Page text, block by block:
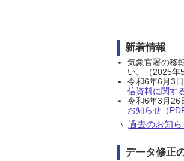
新着情報
気象官署の移
い。（2025年
令和6年6月3
信資料に関す
令和6年3月26
お知らせ（
過去のお知ら
データ修正